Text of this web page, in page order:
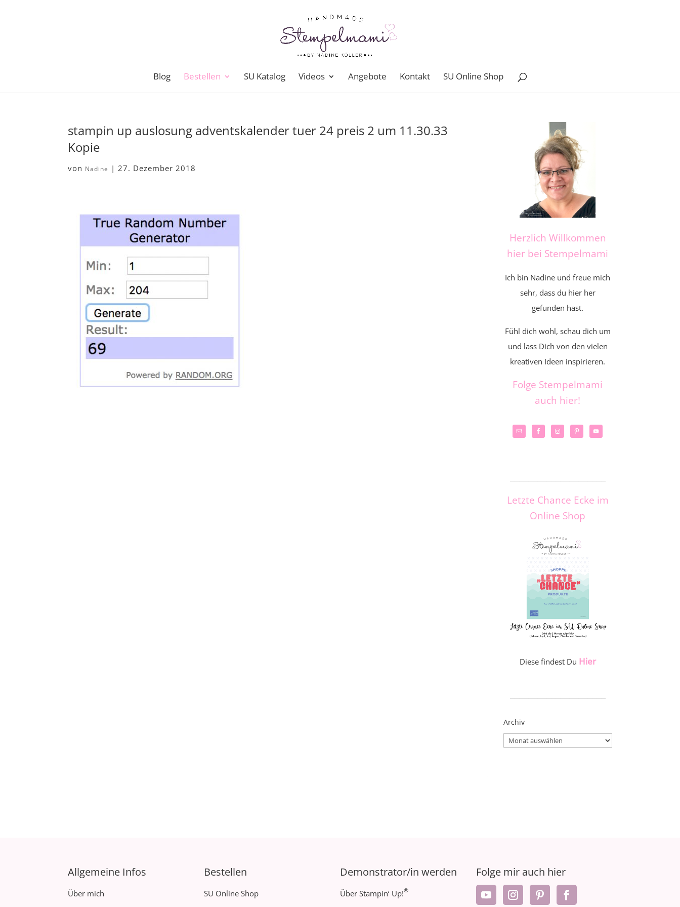
Blog Bestellen SU Katalog Videos Angebote Kontakt SU Online Shop
stampin up auslosung adventskalender tuer 24 preis 2 um 11.30.33
Kopie
von Nadine |27. Dezember 2018
Herzlich Willkommen
hier bei Stempelmami
Ich bin Nadine und freue mich
sehr, dass du hier her
gefunden hast.
Fühl dich wohl, schau dich um
und lass Dich von den vielen
kreativen Ideen inspirieren.
Folge Stempelmami
auch hier!
Letzte Chance Ecke im
Online Shop
Diese findest Du Hier
Archiv
Archiv
Allgemeine Infos
Über mich
Bestellen
SU Online Shop
Demonstrator/in werden
Über Stampin‘ Up!®
Folge mir auch hier